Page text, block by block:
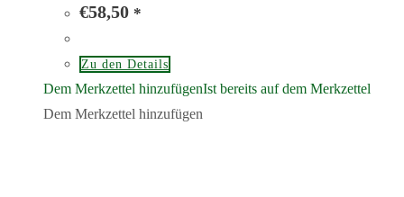
€58,50 *
Zu den Details
Dem Merkzettel hinzufügenIst bereits auf dem Merkzettel
Dem Merkzettel hinzufügen